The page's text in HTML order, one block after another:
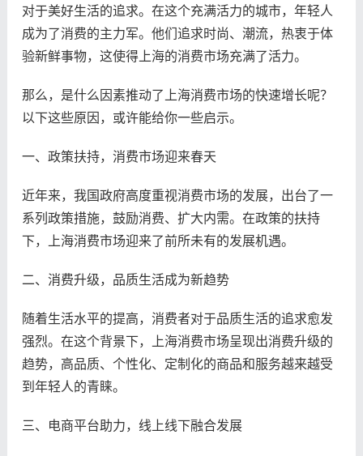
对于美好生活的追求。在这个充满活力的城市，年轻人
成为了消费的主力军。他们追求时尚、潮流，热衷于体
验新鲜事物，这使得上海的消费市场充满了活力。
那么，是什么因素推动了上海消费市场的快速增长呢？
以下这些原因，或许能给你一些启示。
一、政策扶持，消费市场迎来春天
近年来，我国政府高度重视消费市场的发展，出台了一
系列政策措施，鼓励消费、扩大内需。在政策的扶持
下，上海消费市场迎来了前所未有的发展机遇。
二、消费升级，品质生活成为新趋势
随着生活水平的提高，消费者对于品质生活的追求愈发
强烈。在这个背景下，上海消费市场呈现出消费升级的
趋势，高品质、个性化、定制化的商品和服务越来越受
到年轻人的青睐。
三、电商平台助力，线上线下融合发展